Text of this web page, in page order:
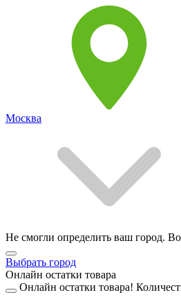
Москва
Не смогли определить ваш город.
Выбрать город
Онлайн остатки товара
Онлайн остатки товара!